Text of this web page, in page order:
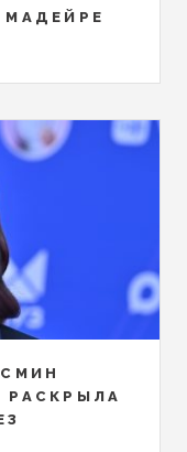
МАДЕЙРЕ
РАСКРЫЛА